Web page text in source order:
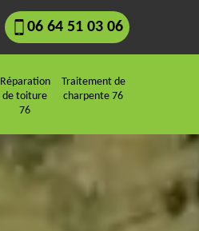
06 64 51 03 06
Réparation
de toiture
76
Traitement de
charpente 76